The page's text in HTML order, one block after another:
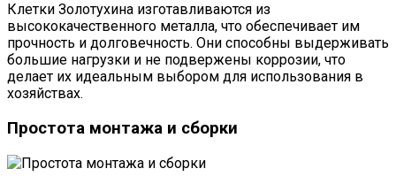
Клетки Золотухина изготавливаются из
высококачественного металла, что обеспечивает им
прочность и долговечность. Они способны выдерживать
большие нагрузки и не подвержены коррозии, что
делает их идеальным выбором для использования в
хозяйствах.
Простота монтажа и сборки